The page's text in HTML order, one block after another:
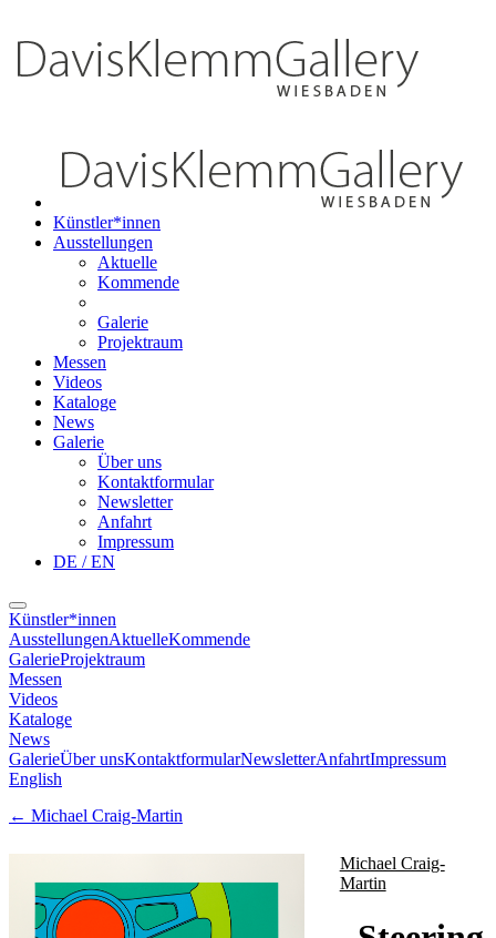
Künstler*innen
Ausstellungen
Aktuelle
Kommende
Galerie
Projektraum
Messen
Videos
Kataloge
News
Galerie
Über uns
Kontaktformular
Newsletter
Anfahrt
Impressum
DE / EN
Künstler*innen
AusstellungenAktuelleKommende
GalerieProjektraum
Messen
Videos
Kataloge
News
GalerieÜber unsKontaktformularNewsletterAnfahrtImpressum
English
← Michael Craig-Martin
Michael Craig-
Martin